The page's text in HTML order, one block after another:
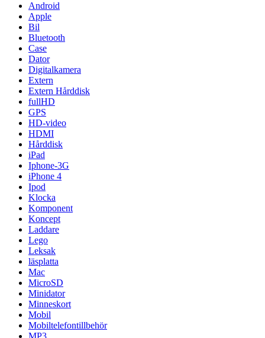
Android
Apple
Bil
Bluetooth
Case
Dator
Digitalkamera
Extern
Extern Hårddisk
fullHD
GPS
HD-video
HDMI
Hårddisk
iPad
Iphone-3G
iPhone 4
Ipod
Klocka
Komponent
Koncept
Laddare
Lego
Leksak
läsplatta
Mac
MicroSD
Minidator
Minneskort
Mobil
Mobiltelefontillbehör